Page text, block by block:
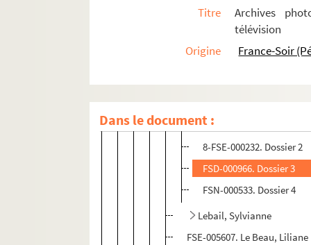
Titre
Archives
télévision
Origine
France-Soir
Dans le document :
Larrivoire, J.-C.
Latli, Philippe
Latreille, Philippe
FSE-005333. Dossier 1
8-FSE-000232. Dossier 2
FSD-000966. Dossier 3
FSN-000533. Dossier 4
Lebail, Sylvianne
FSE-005607. Le Beau, Liliane